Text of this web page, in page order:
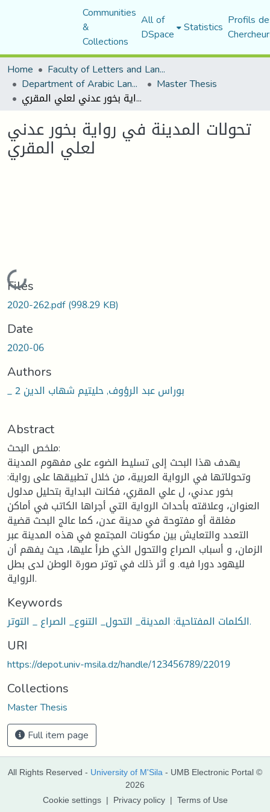
Communities
&
Collections
All of
DSpace Statistics Profils
Home
Faculty of Letters and Languages
Department of Arabic Language and Literature Master Thesis
تحولات المدينة في رواية بخور عدني لعلي المقري
تحولات المدينة في رواية بخور عدني
لعلي المقري
Loading...
Files
2020-262.pdf(998.29 KB)
Date
2020-06
Authors
_ بوراس عبد الرؤوف, حليتيم شهاب الدين 2
Abstract
ملخص البحث:
يهدف هذا البحث إلى تسليط الضوء على مفهوم المدينة
وتحولاتها في الرواية العربية، من خلال تطبيقها على رواية:
بخور عدني، ل علي المقري، فكانت البداية بتحليل مدلول
العنوان، وعلاقته بأحداث الرواية التي أجراها الكاتب في أماكن
مغلقة أو مفتوحة في مدينة عدن، كما عالج البحث قضية
التعدد والتعايش بين مكونات المجتمع في هذه المدينة عبر
الزمان، و أسباب الصراع والتحول الذي طرأ عليها، حيث يفهم أن
لليهود دورا فيه. و أثر ذلك في توتر صورة الوطن لدى بطل
الرواية.
Keywords
الكلمات المفتاحية: المدينة_ التحول_ التنوع_ الصراع _ التوتر.
URI
https://depot.univ-msila.dz/handle/123456789/22019
Collections
Master Thesis
Full item page
All Rights Reserved - University of M'Sila - UMB Electronic Portal ©
2026
Cookie settings | Privacy policy | Terms of Use